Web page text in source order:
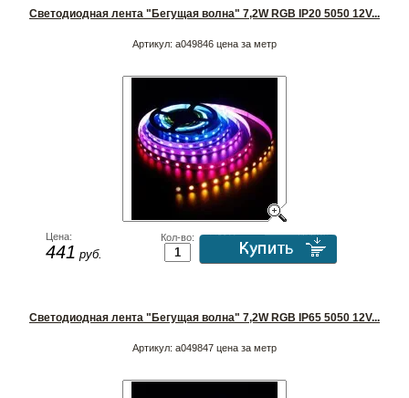
Светодиодная лента "Бегущая волна" 7,2W RGB IP20 5050 12V...
Артикул: a049846 цена за метр
Цена:
441 руб.
Кол-во:
Светодиодная лента "Бегущая волна" 7,2W RGB IP65 5050 12V...
Артикул: a049847 цена за метр